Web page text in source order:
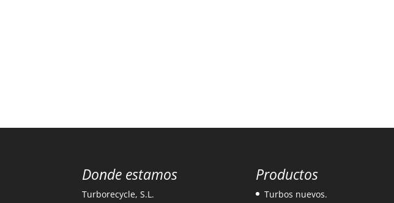
Donde estamos
Turborecycle, S.L.
Productos
Turbos nuevos.